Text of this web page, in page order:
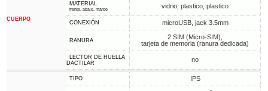
CUERPO
MATERIAL
frente, abajo, marco vidrio, plastico, plastico
CONEXIÓN microUSB, jack 3.5mm
RANURA
2 SIM (Micro-SIM),
tarjeta de memoria (ranura dedicada)
LECTOR DE HUELLA
DACTILAR
no
TIPO IPS